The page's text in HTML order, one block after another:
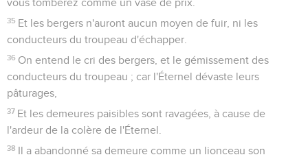
vous tomberez comme un vase de prix.
35 Et les bergers n'auront aucun moyen de fuir, ni les
conducteurs du troupeau d'échapper.
36 On entend le cri des bergers, et le gémissement des
conducteurs du troupeau ; car l'Éternel dévaste leurs
pâturages,
37 Et les demeures paisibles sont ravagées, à cause de
l'ardeur de la colère de l'Éternel.
38 Il a abandonné sa demeure comme un lionceau son